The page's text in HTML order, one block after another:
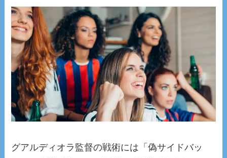
グアルディオラ監督の戦術には「偽サイドバッ